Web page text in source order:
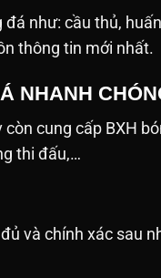
như: cầu thủ,
thông tin mới nhất.
NHANH
cung cấp BXH
thi đấu,…
và chính xác sau